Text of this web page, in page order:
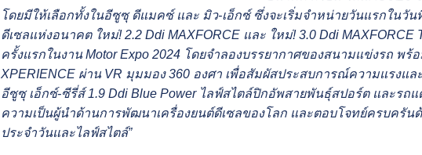
โดยมีให้เลือกทั้งในอีซูซุ ดีแมคซ์ และ มิว-เอ็กซ์ ซึ่งจะเริ่มจำหน่ายวันแรกในวั
ดีเซลแห่งอนาคต ใหม่! 2.2 Ddi MAXFORCE และ ใหม่! 3.0 Ddi
ครั้งแรกในงาน Motor Expo 2024 โดยจำลองบรรยากาศของสนามแข่งรถ พร้
XPERIENCE ผ่าน VR มุมมอง 360 องศา เพื่อสัมผัสประสบการณ์ความแรงแ
อีซูซุ เอ็กซ์-ซีรี่ส์ 1.9 Ddi Blue Power ไลฟ์สไตล์ปิกอัพสายพันธุ์สปอร์ต และร
ความเป็นผู้นำด้านการพัฒนาเครื่องยนต์ดีเซลของโลก และตอบโจทย์ครบครัน
ประจำวันและไลฟ์สไตล์”